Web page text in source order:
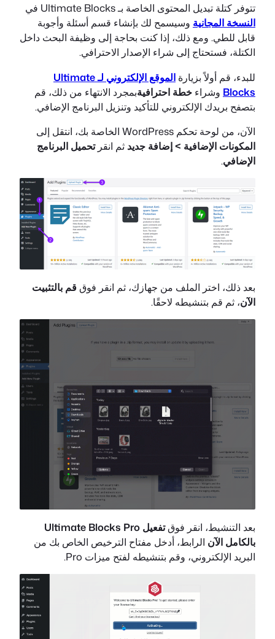
تتوفر كتلة تبديل المحتوى الخاصة بـ Ultimate Blocks في
النسخة المجانية وسيسمح لك بإنشاء قسم أسئلة وأجوبة
قابل للطي. ومع ذلك، إذا كنت بحاجة إلى وظيفة البحث داخل
الكتلة، فستحتاج إلى شراء الإصدار الاحترافي.
للبدء، قم أولاً بزيارة
الموقع الإلكتروني لـ Ultimate
Blocks وشراء خطة احترافيةبمجرد الانتهاء من ذلك، قم
بتصفح بريدك الإلكتروني للتأكيد وتنزيل البرنامج الإضافي.
الآن، من لوحة تحكم WordPress الخاصة بك، انتقل إلى
المكونات الإضافية > إضافة جديد ثم انقرتحميل البرنامج
الإضافي.
بعد ذلك، اختر الملف من جهازك، ثم انقر فوققم بالتثبيت
الآن، ثم قم بتنشيطه لاحقًا.
بعد التنشيط، انقر فوق
تفعيل Ultimate Blocks Pro
بالكامل الآن الرابط، أدخل مفتاح الترخيص الخاص بك من
البريد الإلكتروني، وقم بتنشيطه لفتح ميزات Pro.